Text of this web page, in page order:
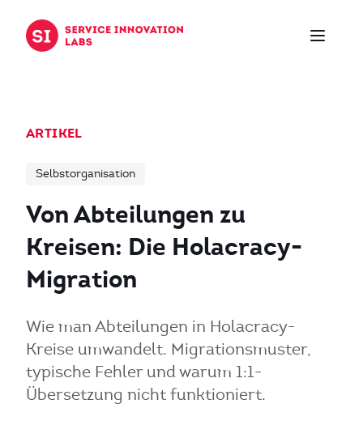
ARTIKEL
Selbstorganisation
Von Abteilungen zu
Kreisen: Die Holacracy-
Migration
Wie man Abteilungen in Holacracy-
Kreise umwandelt. Migrationsmuster,
typische Fehler und warum 1:1-
Übersetzung nicht funktioniert.